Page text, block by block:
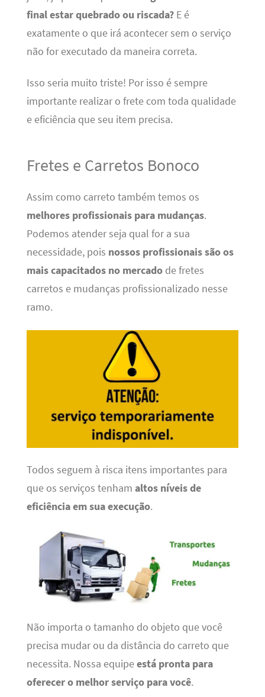
final estar quebrado ou riscada?E é
exatamente o que irá acontecer sem o serviço
não for executado da maneira correta.
Isso seria muito triste! Por isso é sempre
importante realizar o frete com toda qualidade
e eficiência que seu item precisa.
Fretes e Carretos Bonoco
Assim como carreto também temos os
melhores profissionais para mudanças.
Podemos atender seja qual for a sua
necessidade, pois nossos profissionais são os
mais capacitados no mercadode fretes
carretos e mudanças profissionalizado nesse
ramo.
Todos seguem à risca itens importantes para
que os serviços tenham altos níveis de
eficiência em sua execução.
Não importa o tamanho do objeto que você
precisa mudar ou da distância do carreto que
necessita. Nossa equipeestá pronta para
oferecer o melhor serviço para você.